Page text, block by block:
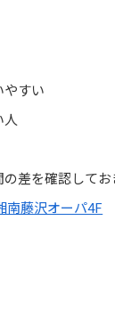
すい
差を確認しておき
南藤沢オーパ4F